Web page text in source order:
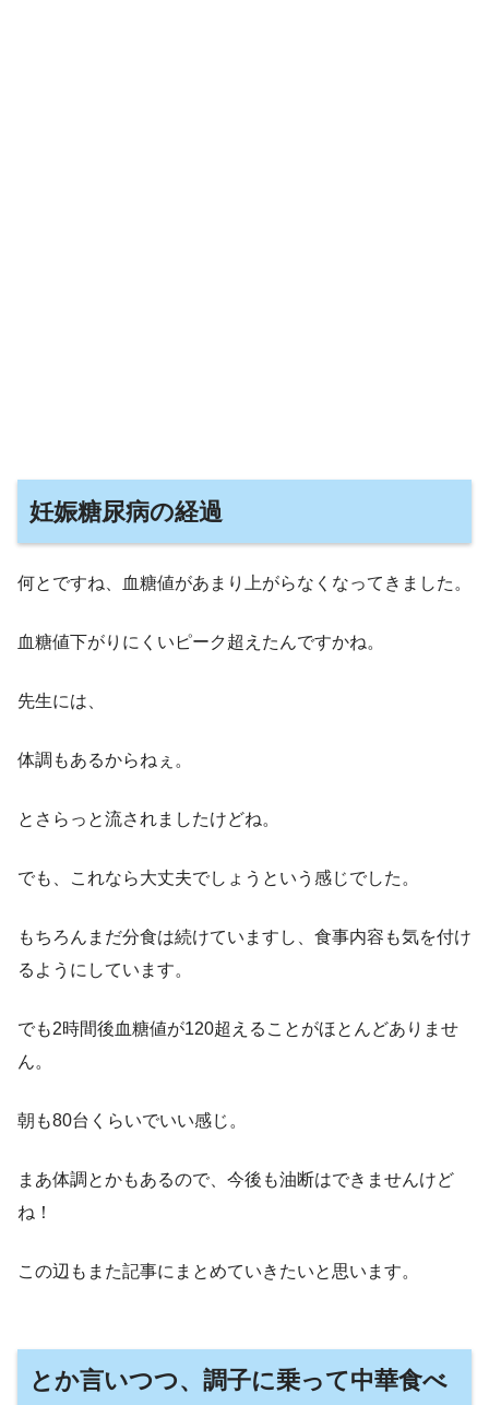
妊娠糖尿病の経過
何とですね、血糖値があまり上がらなくなってきました。
血糖値下がりにくいピーク超えたんですかね。
先生には、
体調もあるからねぇ。
とさらっと流されましたけどね。
でも、これなら大丈夫でしょうという感じでした。
もちろんまだ分食は続けていますし、食事内容も気を付け
るようにしています。
でも2時間後血糖値が120超えることがほとんどありませ
ん。
朝も80台くらいでいい感じ。
まあ体調とかもあるので、今後も油断はできませんけど
ね！
この辺もまた記事にまとめていきたいと思います。
とか言いつつ、調子に乗って中華食べ